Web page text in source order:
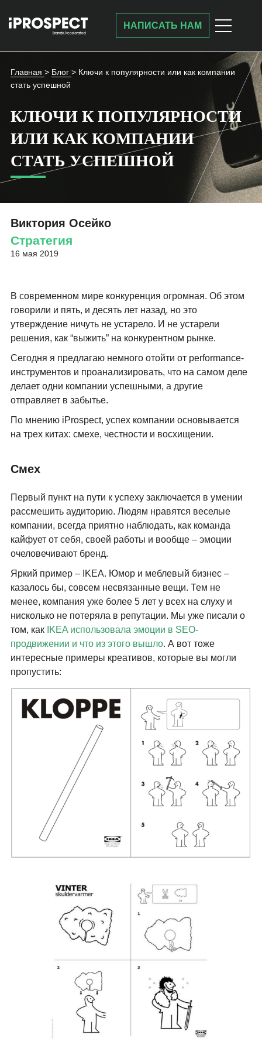
НАПИСАТЬ НАМ
Главная > Блог > Ключи к популярности или как компании
стать успешной
КЛЮЧИ К ПОПУЛЯРНОСТИ
ИЛИ КАК КОМПАНИИ
СТАТЬ УСПЕШНОЙ
Виктория Осейко
Стратегия
16 мая 2019
В современном мире конкуренция огромная. Об этом
говорили и пять, и десять лет назад, но это
утверждение ничуть не устарело. И не устарели
решения, как “выжить” на конкурентном рынке.
Сегодня я предлагаю немного отойти от performance-
инструментов и проанализировать, что на самом деле
делает одни компании успешными, а другие
отправляет в забытье.
По мнению iProspect, успех компании основывается
на трех китах: смехе, честности и восхищении.
Смех
Первый пункт на пути к успеху заключается в умении
рассмешить аудиторию. Людям нравятся веселые
компании, всегда приятно наблюдать, как команда
кайфует от себя, своей работы и вообще – эмоции
очеловечивают бренд.
Яркий пример – IKEA. Юмор и меблевый бизнес –
казалось бы, совсем несвязанные вещи. Тем не
менее, компания уже более 5 лет у всех на слуху и
нисколько не потеряла в репутации. Мы уже писали о
том, как IKEA использовала эмоции в SEO-
продвижении и что из этого вышло. А вот тоже
интересные примеры креативов, которые вы могли
пропустить: